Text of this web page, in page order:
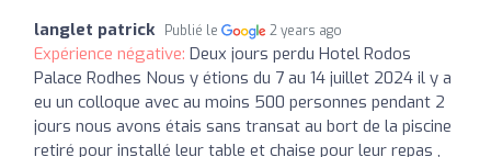
langlet patrick Publié le 2 years ago
Expérience négative: Deux jours perdu Hotel Rodos
Palace Rodhes Nous y étions du 7 au 14 juillet 2024 il y a
eu un colloque avec au moins 500 personnes pendant 2
jours nous avons étais sans transat au bort de la piscine
retiré pour installé leur table et chaise pour leur repas ,